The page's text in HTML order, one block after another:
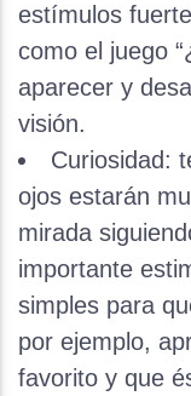
estímulos
como el juego
aparecer y
visión.
Curiosidad:
ojos estarán
mirada
importante
simples para
por ejemplo,
favorito y que